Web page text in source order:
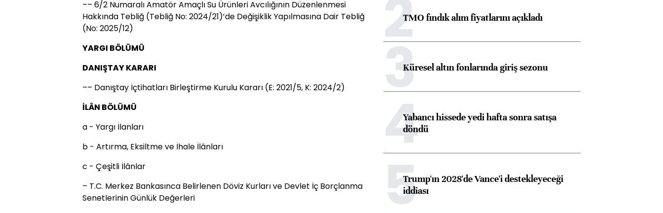
–– 6/2 Numaralı Amatör Amaçlı Su Ürünleri Avcılığının Düzenlenmesi
Hakkında Tebliğ (Tebliğ No: 2024/21)’de Değişiklik Yapılmasına Dair Tebliğ
(No: 2025/12)
YARGI BÖLÜMÜ
DANIŞTAY KARARI
–– Danıştay İçtihatları Birleştirme Kurulu Kararı (E: 2021/5, K: 2024/2)
İLÂN BÖLÜMÜ
a - Yargı İlanları
b - Artırma, Eksiltme ve İhale İlânları
c - Çeşitli İlânlar
– T.C. Merkez Bankasınca Belirlenen Döviz Kurları ve Devlet İç Borçlanma
Senetlerinin Günlük Değerleri
2TMO fındık alım fiyatlarını açıkladı
3Küresel altın fonlarında giriş sezonu
4Yabancı hissede yedi hafta sonra satışa
döndü
5Trump'ın 2028'de Vance'i destekleyeceği
iddiası